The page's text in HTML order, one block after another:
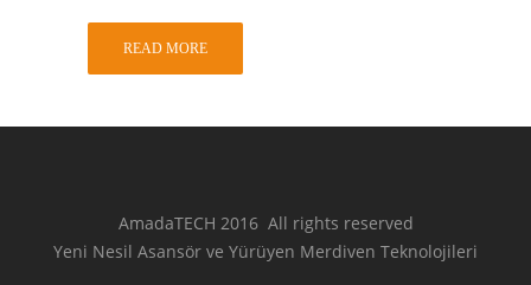
READ MORE
AmadaTECH 2016 All rights reserved
Yeni Nesil Asansör ve Yürüyen Merdiven Teknolojileri